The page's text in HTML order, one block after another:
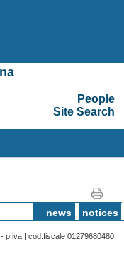
People
Site Search
news notices
p.iva | cod.fiscale 01279680480